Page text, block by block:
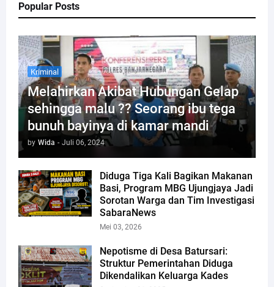
Popular Posts
Kriminal
Melahirkan Akibat Hubungan Gelap
sehingga malu ?? Seorang ibu tega
bunuh bayinya di kamar mandi
by Wida - Juli 06, 2024
Diduga Tiga Kali Bagikan Makanan
Basi, Program MBG Ujungjaya Jadi
Sorotan Warga dan Tim Investigasi
SabaraNews
Mei 03, 2026
Nepotisme di Desa Batursari:
Struktur Pemerintahan Diduga
Dikendalikan Keluarga Kades